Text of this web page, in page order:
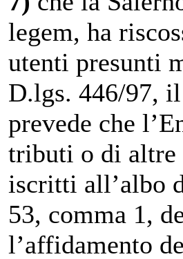
legem, ha
utenti presunti
D.lgs. 446/97, il
prevede che
tributi o di altre
iscritti all’albo
53, comma 1,
l’affidamento